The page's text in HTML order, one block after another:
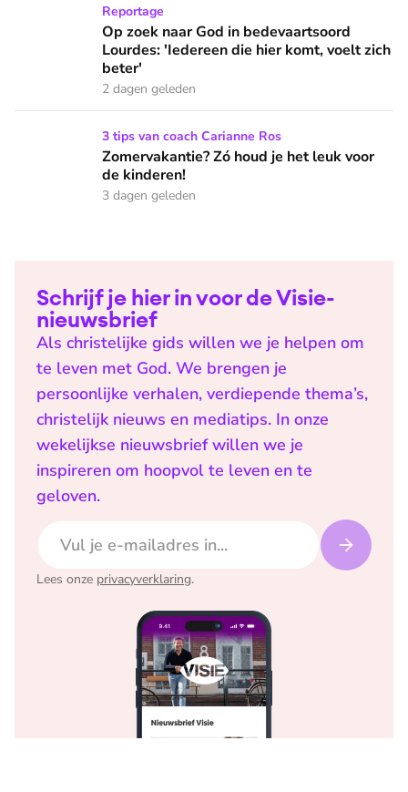
Op zoek naar God in bedevaartsoord Lourdes: 'Iedereen
Reportage
Op zoek naar God in bedevaartsoord
Lourdes: 'Iedereen die hier komt, voelt zich
beter'
2 dagen geleden
Zomervakantie? Zó houd je het leuk voor de kinderen!
3 tips van coach Carianne Ros
Zomervakantie? Zó houd je het leuk voor
de kinderen!
3 dagen geleden
Schrijf je hier in voor de Visie-
nieuwsbrief
Als christelijke gids willen we je helpen om
te leven met God. We brengen je
persoonlijke verhalen, verdiepende thema’s,
christelijk nieuws en mediatips. In onze
wekelijkse nieuwsbrief willen we je
inspireren om hoopvol te leven en te
geloven.
Lees onze privacyverklaring.